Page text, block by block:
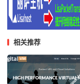
相关推荐